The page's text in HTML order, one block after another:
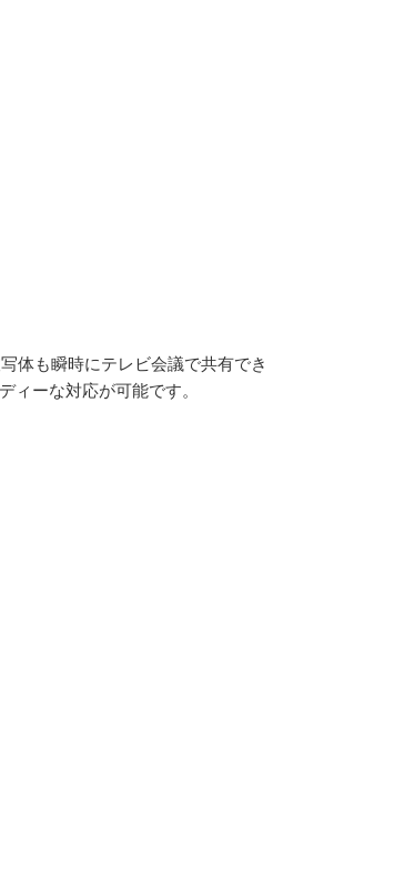
体も瞬時にテレビ会議で共有でき
ィーな対応が可能です。